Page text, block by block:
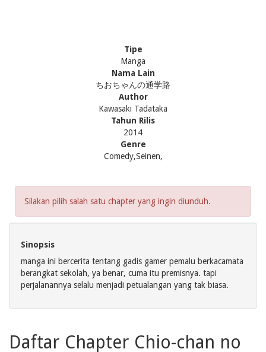
Tipe
Manga
Nama Lain
ちおちゃんの通学路
Author
Kawasaki Tadataka
Tahun Rilis
2014
Genre
Comedy,Seinen,
Silakan pilih salah satu chapter yang ingin diunduh.
Sinopsis
manga ini bercerita tentang gadis gamer pemalu berkacamata
berangkat sekolah, ya benar, cuma itu premisnya. tapi
perjalanannya selalu menjadi petualangan yang tak biasa.
Daftar Chapter Chio-chan no